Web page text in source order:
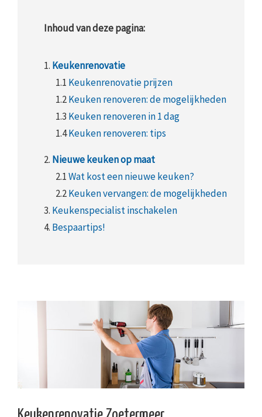
Inhoud van deze pagina:
1. Keukenrenovatie
1.1 Keukenrenovatie prijzen
1.2Keuken renoveren: de mogelijkheden
1.3 Keuken renoveren in 1 dag
1.4Keuken renoveren: tips
2. Nieuwe keuken op maat
2.1Wat kost een nieuwe keuken?
2.2Keuken vervangen: de mogelijkheden
3. Keukenspecialist inschakelen
4. Bespaartips!